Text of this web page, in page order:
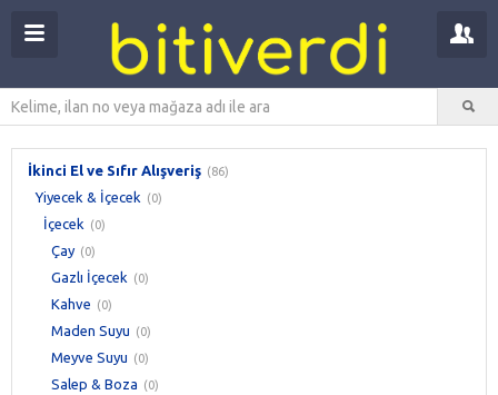
İkinci El ve Sıfır Alışveriş (86)
Yiyecek & İçecek (0)
İçecek (0)
Çay (0)
Gazlı İçecek (0)
Kahve (0)
Maden Suyu (0)
Meyve Suyu (0)
Salep & Boza (0)